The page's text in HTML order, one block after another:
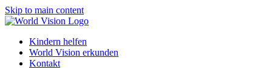
Skip to main content
Kindern helfen
World Vision erkunden
Kontakt